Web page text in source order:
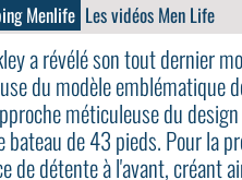
Menlife Les vidéos Men Life
a révélé son tout dernier
du modèle emblématique
méticuleuse du
bateau de 43 pieds. Pour la
de détente à l'avant, créant